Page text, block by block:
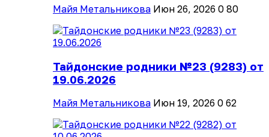
Майя Метальникова Июн 26, 2026 0 80
Тайдонские родники №23 (9283) от
19.06.2026
Майя Метальникова Июн 19, 2026 0 62